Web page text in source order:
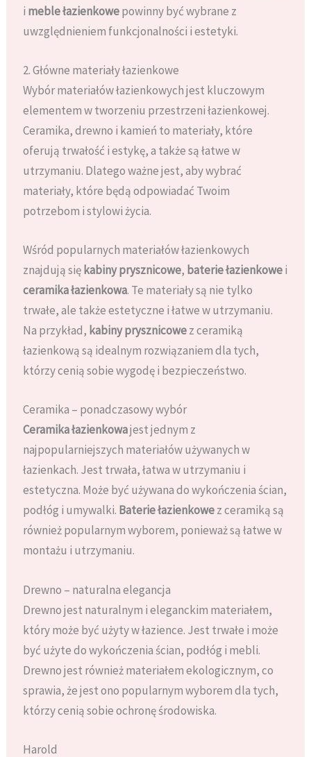
i meble łazienkowepowinny być wybrane z
uwzględnieniem funkcjonalności i estetyki.
2. Główne materiały łazienkowe
Wybór materiałów łazienkowych jest kluczowym
elementem w tworzeniu przestrzeni łazienkowej.
Ceramika, drewno i kamień to materiały, które
oferują trwałość i estykę, a także są łatwe w
utrzymaniu. Dlatego ważne jest, aby wybrać
materiały, które będą odpowiadać Twoim
potrzebom i stylowi życia.
Wśród popularnych materiałów łazienkowych
znajdują się kabiny prysznicowe, baterie łazienkowei
ceramika łazienkowa. Te materiały są nie tylko
trwałe, ale także estetyczne i łatwe w utrzymaniu.
Na przykład, kabiny prysznicowez ceramiką
łazienkową są idealnym rozwiązaniem dla tych,
którzy cenią sobie wygodę i bezpieczeństwo.
Ceramika – ponadczasowy wybór
Ceramika łazienkowajest jednym z
najpopularniejszych materiałów używanych w
łazienkach. Jest trwała, łatwa w utrzymaniu i
estetyczna. Może być używana do wykończenia ścian,
podłóg i umywalki. Baterie łazienkowez ceramiką są
również popularnym wyborem, ponieważ są łatwe w
montażu i utrzymaniu.
Drewno – naturalna elegancja
Drewno jest naturalnym i eleganckim materiałem,
który może być użyty w łazience. Jest trwałe i może
być użyte do wykończenia ścian, podłóg i mebli.
Drewno jest również materiałem ekologicznym, co
sprawia, że jest ono popularnym wyborem dla tych,
którzy cenią sobie ochronę środowiska.
Harold